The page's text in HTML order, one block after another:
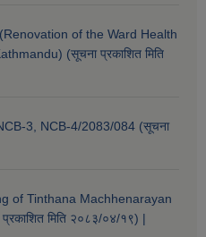
of the Ward Health
(सूचना प्रकाशित मिति
3, NCB-4/2083/084 (सूचना
of Tinthana Machhenarayan
मिति २०८३/०४/१९) |